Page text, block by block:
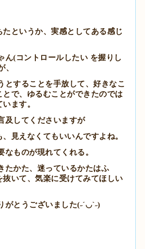
たというか、実感としてある感じ
ん(コントロールしたい を握りし
、
とすることを手放して、好きなこ
とで、ゆるむことができたのでは
ます。
及してくださいますが
見えなくてもいいんですよね。
なものが現れてくれる。
たかた、迷っているかたはふ
抜いて、気楽に受けてみてほしい
がとうございました(˶´◡`˶)